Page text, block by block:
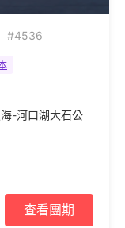
#4536
-河口湖大石公
查看團期